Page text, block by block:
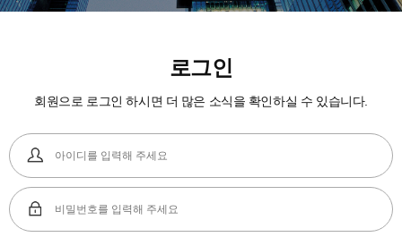
로그인
회원으로 로그인 하시면 더 많은 소식을 확인하실 수 있습니다.